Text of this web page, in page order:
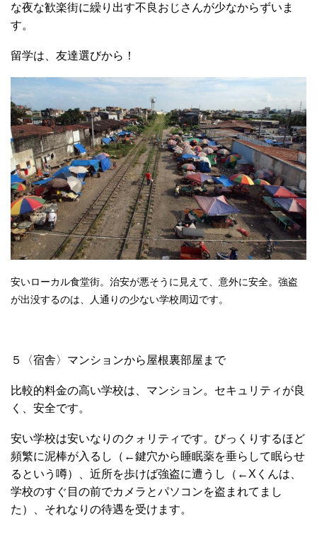
な夜な歓楽街に繰り出す不良おじさんが少なからずいま
す。
留学は、友達選びから！
安いローカル食堂街。治安が悪そうに見えて、意外に安全。強盗
が出没するのは、人通りの少ない学校周辺です。
５〈宿舎〉マンションから屋根裏部屋まで
比較的料金の高い学校は、マンション。セキュリティが良
く、安全です。
安い学校は安いなりのクォリティです。びっくりするほど
頻繁に泥棒が入るし（←鍵穴から睡眠薬を垂らして眠らせ
るという噂）、近所を歩けば強盗に遭うし（←Xくんは、
学校のすぐ目の前でカメラとパソコンを盗まれてまし
た）、それなりの待遇を受けます。